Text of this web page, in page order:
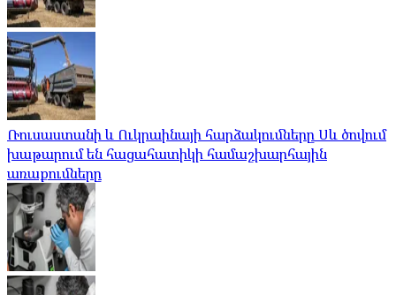
Ռուսաստանի և Ուկրաինայի հարձակումները Սև ծովում
խաթարում են հացահատիկի համաշխարհային
առաքումները